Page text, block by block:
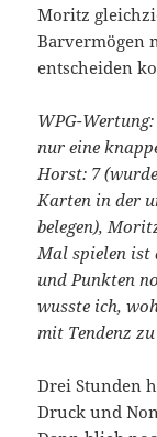
Moritz
Barvermögen
entscheiden
WPG-
nur eine
Horst: 7
Karten in der
belegen),
Mal spielen ist
und Punkten
wusste ich,
mit Tendenz zu
Drei Stunden
Druck und